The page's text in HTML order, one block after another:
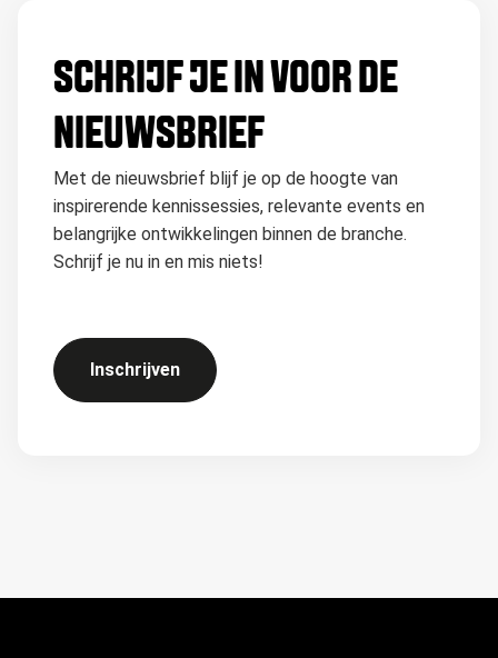
SCHRIJF JE IN VOOR DE
NIEUWSBRIEF
Met de nieuwsbrief blijf je op de hoogte van
inspirerende kennissessies, relevante events en
belangrijke ontwikkelingen binnen de branche.
Schrijf je nu in en mis niets!
Inschrijven